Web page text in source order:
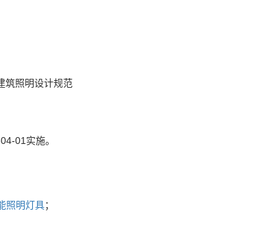
筑照明设计规范
01实施。
照明灯具；